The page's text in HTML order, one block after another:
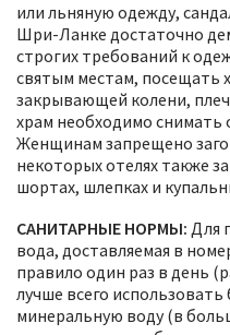
или льняную одежду,
Шри-Ланке достаточно
строгих требований к
святым местам, посещать
закрывающей колени,
храм необходимо снимать
Женщинам запрещено
некоторых отелях также
шортах, шлепках и
САНИТАРНЫЕ НОРМЫ: Для
вода, доставляемая в
правило один раз в день
лучше всего
минеральную воду (в